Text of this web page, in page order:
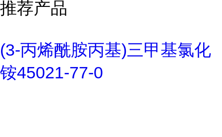
推荐产品
(3-丙烯酰胺丙基)三甲基氯化
铵45021-77-0